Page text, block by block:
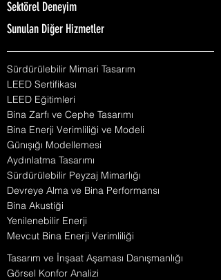
Sektörel Deneyim
Sunulan Diğer Hizmetler
Sürdürülebilir Mimari Tasarım
LEED Sertifikası
LEED Eğitimleri
Bina Zarfı ve Cephe Tasarımı
Bina Enerji Verimliliği ve Modeli
Günışığı Modellemesi
Aydınlatma Tasarımı
Sürdürülebilir Peyzaj Mimarlığı
Devreye Alma ve Bina Performansı
Bina Akustiği
Yenilenebilir Enerji
Mevcut Bina Enerji Verimliliği
Tasarım ve İnşaat Aşaması Danışmanlığı
Görsel Konfor Analizi